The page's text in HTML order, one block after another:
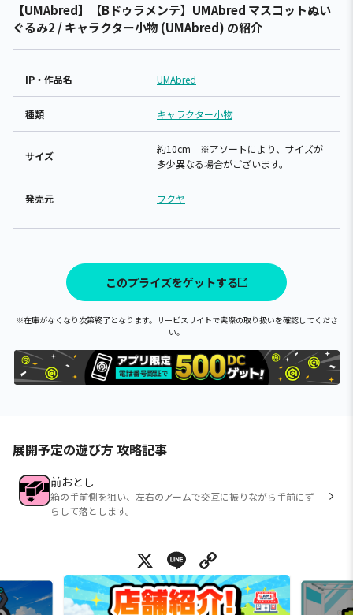
【UMAbred】【Bドゥラメンテ】UMAbred マスコットぬい
ぐるみ2 / キャラクター小物 (UMAbred) の紹介
IP・作品名 UMAbred
種類 キャラクター小物
サイズ
約10cm ※アソートにより、サイズが
多少異なる場合がございます。
発売元 フクヤ
このプライズをゲットする
※在庫がなくなり次第終了となります。サービスサイトで実際の取り扱いを確認してくださ
い。
展開予定の遊び方 攻略記事
前おとし
箱の手前側を狙い、左右のアームで交互に振りながら手前にず
らして落とします。
X Line